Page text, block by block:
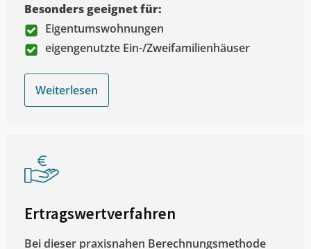
Besonders geeignet für:
Eigentumswohnungen
eigengenutzte Ein-/Zweifamilienhäuser
Weiterlesen
Ertragswertverfahren
Bei dieser praxisnahen Berechnungsmethode